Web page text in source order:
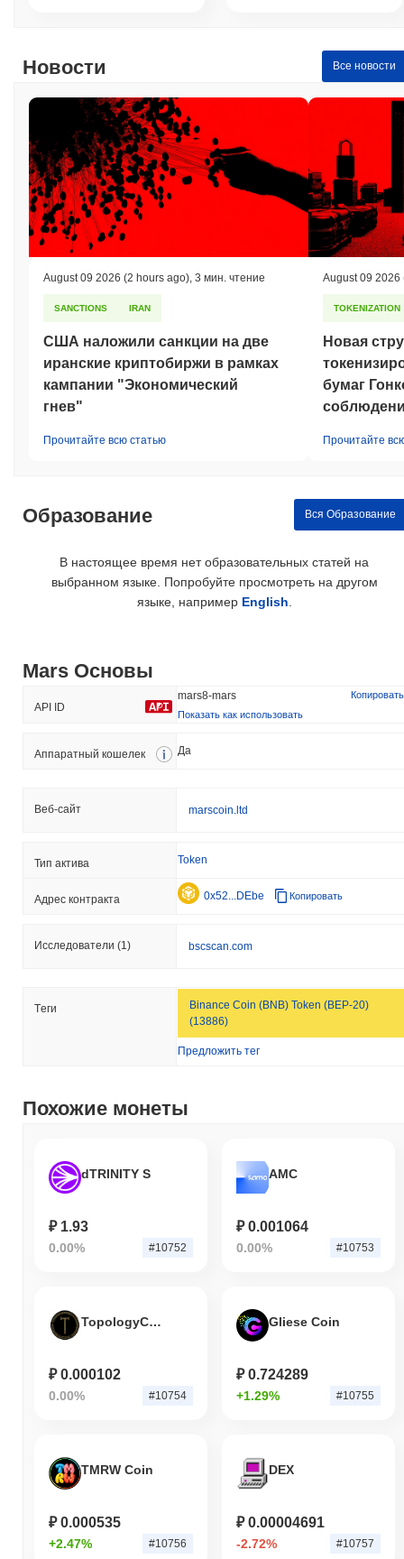
Как Mars работает по сравнению с более
широким криптовалютным рынком?
За последние 7 дней Mars вырос на
криптовалютный рынок который показал рост на
0.03% . Это
указывает на сильную производительность ценового
движения MARS относительно более широкого рыночного
импульса.
Новости Все новости
August 09 2026 (2 hours ago) 3 мин. чтение
SANCTIONS IRAN
США наложили санкции на две
иранские криптобиржи в рамках
кампании "Экономический
гнев"
Прочитайте всю статью
August 09 2026
TOKENIZATION
Новая
бумаг
Прочитайте
Образование Вся Образование
В настоящее время нет образовательных статей на
выбранном языке. Попробуйте просмотреть на другом
языке, например English
Mars Основы
API ID
mars8-mars
Копировать
Показать как использовать
Аппаратный кошелек Да
Веб-сайт marscoin.ltd
Тип актива Token
Адрес контракта 0x52...DEbe Копировать
Исследователи (1) bscscan.com
Tеги
Binance Coin (BNB) Token (BEP-20)
(13886)
Предложить тег
Похожие монеты
dTRINITY S
₽ 1.93
0.00% #10752
AMC
₽ 0.001064
0.00% #10753
TopologyCoin
₽ 0.000102
0.00% #10754
Gliese Coin
₽ 0.724289
+1.29% #10755
TMRW Coin
₽ 0.000535
+2.47% #10756
DEX
₽ 0.00004691
-2.72% #10757